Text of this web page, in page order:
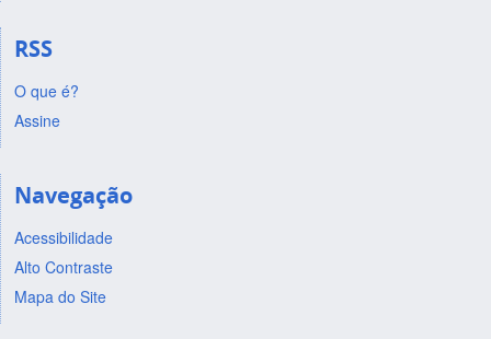
RSS
O que é?
Assine
Navegação
Acessibilidade
Alto Contraste
Mapa do Site